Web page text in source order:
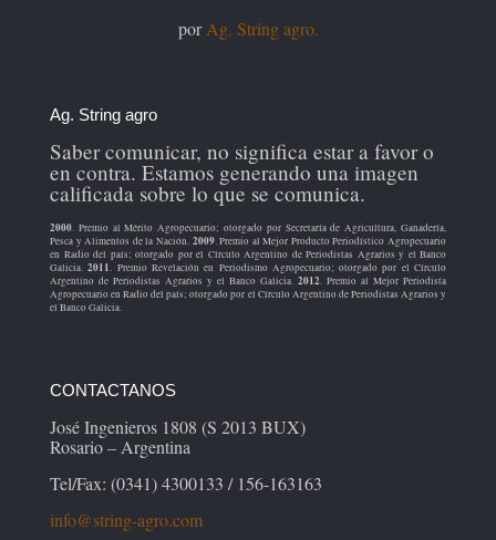
porAg. String agro.
Ag. String agro
Saber comunicar, no significa estar a favor o
en contra. Estamos generando una imagen
calificada sobre lo que se comunica.
2000. Premio al Mérito Agropecuario; otorgado por Secretaría de Agricultura, Ganadería,
Pesca y Alimentos de la Nación. 2009. Premio al Mejor Producto Periodístico Agropecuario
en Radio del país; otorgado por el Círculo Argentino de Periodistas Agrarios y el Banco
Galicia.2011. Premio Revelación en Periodismo Agropecuario; otorgado por el Círculo
Argentino de Periodistas Agrarios y el Banco Galicia. 2012. Premio al Mejor Periodista
Agropecuario en Radio del país; otorgado por el Círculo Argentino de Periodistas Agrarios y
el Banco Galicia.
CONTACTANOS
José Ingenieros 1808 (S 2013 BUX)
Rosario – Argentina
Tel/Fax: (0341) 4300133 / 156-163163
info@string-agro.com